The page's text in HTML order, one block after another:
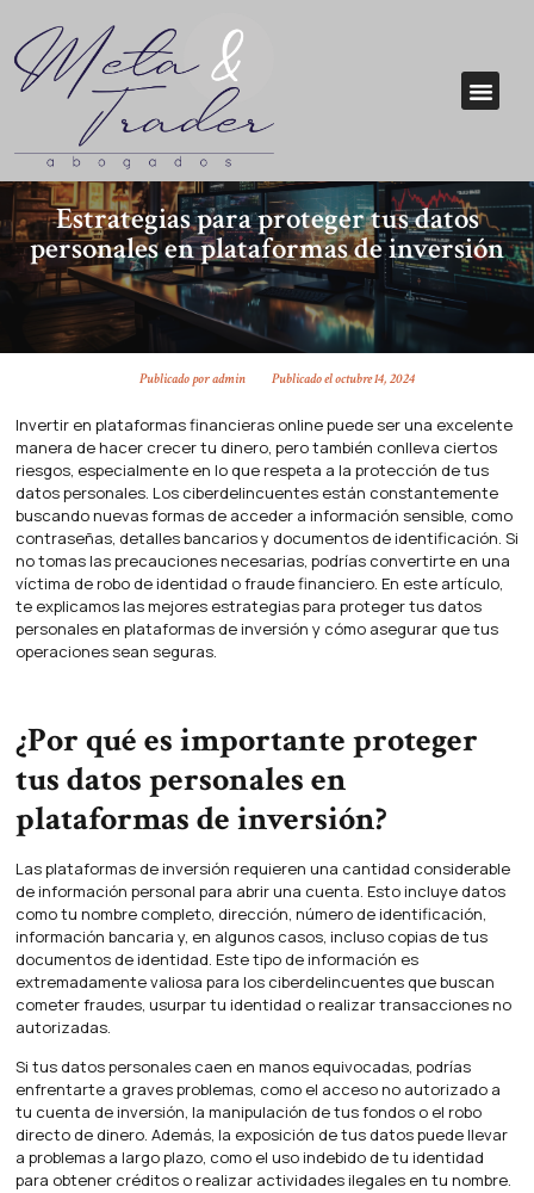
Estrategias para proteger tus datos
personales en plataformas de inversión
Publicado poradmin Publicado eloctubre 14, 2024
Invertir en plataformas financieras online puede ser una excelente
manera de hacer crecer tu dinero, pero también conlleva ciertos
riesgos, especialmente en lo que respeta a la protección de tus
datos personales. Los ciberdelincuentes están constantemente
buscando nuevas formas de acceder a información sensible, como
contraseñas, detalles bancarios y documentos de identificación. Si
no tomas las precauciones necesarias, podrías convertirte en una
víctima de robo de identidad o fraude financiero. En este artículo,
te explicamos las mejores estrategias para proteger tus datos
personales en plataformas de inversión y cómo asegurar que tus
operaciones sean seguras.
¿Por qué es importante proteger
tus datos personales en
plataformas de inversión?
Las plataformas de inversión requieren una cantidad considerable
de información personal para abrir una cuenta. Esto incluye datos
como tu nombre completo, dirección, número de identificación,
información bancaria y, en algunos casos, incluso copias de tus
documentos de identidad. Este tipo de información es
extremadamente valiosa para los ciberdelincuentes que buscan
cometer fraudes, usurpar tu identidad o realizar transacciones no
autorizadas.
Si tus datos personales caen en manos equivocadas, podrías
enfrentarte a graves problemas, como el acceso no autorizado a
tu cuenta de inversión, la manipulación de tus fondos o el robo
directo de dinero. Además, la exposición de tus datos puede llevar
a problemas a largo plazo, como el uso indebido de tu identidad
para obtener créditos o realizar actividades ilegales en tu nombre.